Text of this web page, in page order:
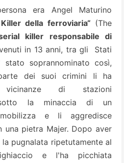
era Angel Maturino
della ferroviaria“ (The
killer responsabile di
in 13 anni, tra gli Stati
soprannominato così,
dei suoi crimini li ha
di stazioni
la minaccia di un
e li aggredisce
pietra Majer. Dopo aver
pugnalata ripetutamente al
e l'ha picchiata